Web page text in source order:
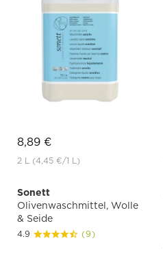
8,89 €
2 L (4,45 €/1 L)
Sonett
Olivenwaschmittel, Wolle
& Seide
4.9 (9)